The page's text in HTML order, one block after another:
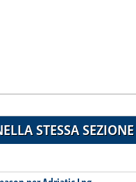
STESSA SEZIONE